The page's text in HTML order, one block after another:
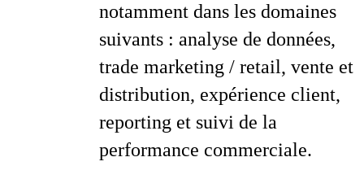
notamment dans les domaines
suivants : analyse de données,
trade marketing / retail, vente et
distribution, expérience client,
reporting et suivi de la
performance commerciale.